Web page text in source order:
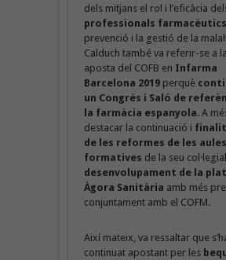
dels mitjans el rol i l’eficàcia
professionals farmacèutics
prevenció i la gestió de la
Calduch també va referir-se a
aposta del COFB en Infarma
Barcelona 2019 perquè
un Congrés i Saló de
la farmàcia espanyola. A
destacar la continuació i
de les reformes de les aules
formatives de la seu
desenvolupament de la
Àgora Sanitària amb més
conjuntament amb el COFM.
Així mateix, va ressaltar que
continuat apostant per les